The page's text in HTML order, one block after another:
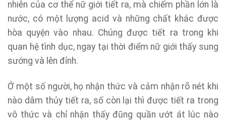
nhiên của cơ thể nữ giới tiết ra, mà chiếm phần lớn là
nước, có một lượng acid và những chất khác được
hòa quyện vào nhau. Chúng được tiết ra trong khi
quan hệ tình dục, ngay tại thời điểm nữ giới thấy sung
sướng và lên đỉnh.
Ở một số người, họ nhận thức và cảm nhận rõ nét khi
nào dâm thủy tiết ra, số còn lại thì được tiết ra trong
vô thức và chỉ nhận thấy đũng quần ướt át lúc nào